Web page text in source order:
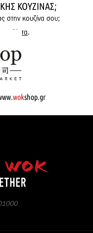
ΚΟΥΖΊΝΑΣ;
στην κουζίνα σου;
.
wokshop.gr